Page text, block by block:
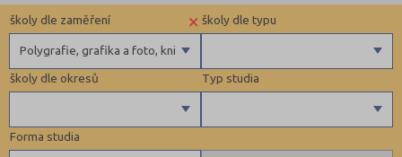
DALŠÍ DRUHY ŠKOL
Forma studia
Typ studia
školy dle okresů
Brno-město (3)
školy dle typu
Obecní
×
Polygrafie, grafika a foto, knihy
školy dle zaměření
Technické a IT obory
Hornictví, hutnictví, slévárenství a geologie